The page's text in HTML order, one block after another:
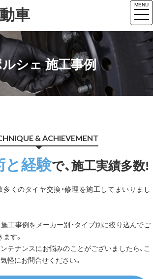
車 MENU
シェ 施工事例
& ACHIEVEMENT
と経験で、施工実績多数!
多くのタイヤ交換・修理を施工してまいりまし
工事例をメーカー別・タイプ別に絞り込んでご
す。
テナンスにお悩みのことがございましたら、こ
軽にお問合せください。